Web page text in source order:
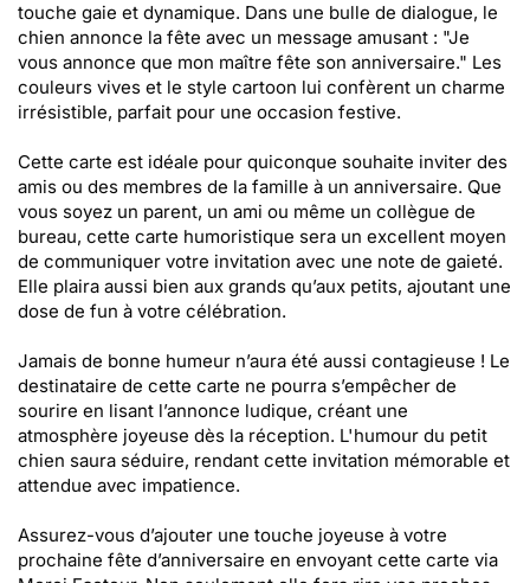
touche gaie et dynamique. Dans une bulle de dialogue, le
chien annonce la fête avec un message amusant : "Je
vous annonce que mon maître fête son anniversaire." Les
couleurs vives et le style cartoon lui confèrent un charme
irrésistible, parfait pour une occasion festive.
Cette carte est idéale pour quiconque souhaite inviter des
amis ou des membres de la famille à un anniversaire. Que
vous soyez un parent, un ami ou même un collègue de
bureau, cette carte humoristique sera un excellent moyen
de communiquer votre invitation avec une note de gaieté.
Elle plaira aussi bien aux grands qu’aux petits, ajoutant une
dose de fun à votre célébration.
Jamais de bonne humeur n’aura été aussi contagieuse ! Le
destinataire de cette carte ne pourra s’empêcher de
sourire en lisant l’annonce ludique, créant une
atmosphère joyeuse dès la réception. L'humour du petit
chien saura séduire, rendant cette invitation mémorable et
attendue avec impatience.
Assurez-vous d’ajouter une touche joyeuse à votre
prochaine fête d’anniversaire en envoyant cette carte via